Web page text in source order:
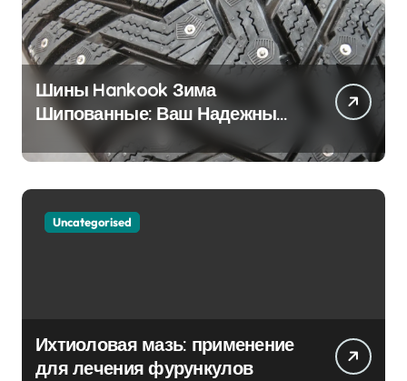
Шины Hankook Зима
Шипованные: Ваш Надежный
Партнёр на Снежных Дорогах
Uncategorised
Ихтиоловая мазь: применение
для лечения фурункулов